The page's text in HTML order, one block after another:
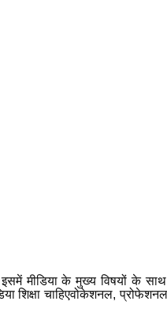
मीडिया के मुख्य विषयों के
शिक्षा चाहिएवोकेशनल,